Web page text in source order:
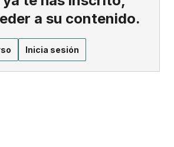
a su contenido.
Inicia sesión